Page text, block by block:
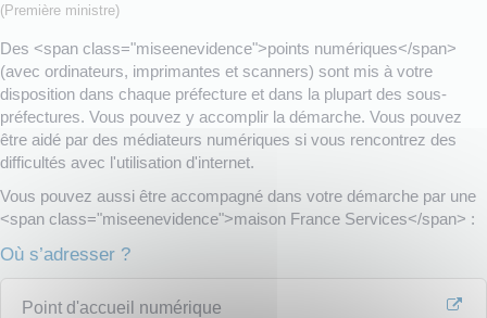
(Première ministre)
Des <span class="miseenevidence">points numériques</span>
(avec ordinateurs, imprimantes et scanners) sont mis à votre
disposition dans chaque préfecture et dans la plupart des sous-
préfectures. Vous pouvez y accomplir la démarche. Vous pouvez
être aidé par des médiateurs numériques si vous rencontrez des
difficultés avec l'utilisation d'internet.
Vous pouvez aussi être accompagné dans votre démarche par une
<span class="miseenevidence">maison France Services</span> :
Où s’adresser ?
Point d'accueil numérique